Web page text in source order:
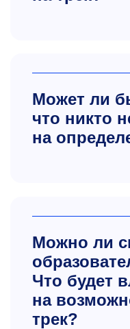
Может ли
что никто
на
Можно ли
Что будет
на
трек?